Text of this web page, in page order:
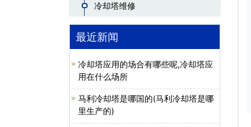
冷却塔维修
最近新闻
冷却塔应用的场合有哪些呢,冷却塔应
用在什么场所
马利冷却塔是哪国的(马利冷却塔是哪
里生产的)